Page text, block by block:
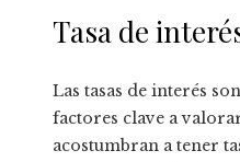
Tasa de
Las tasas de interés
factores clave a
acostumbran a tener